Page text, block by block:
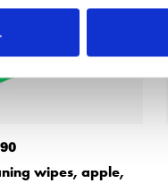
90
wipes, apple,